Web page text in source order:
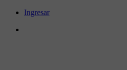
Ingresar